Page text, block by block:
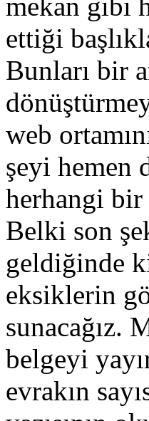
ettiği
Bunları bir
web
şeyi hemen
herhangi
Belki son
geldiğinde
eksiklerin
sunacağız.
belgeyi
evrakın